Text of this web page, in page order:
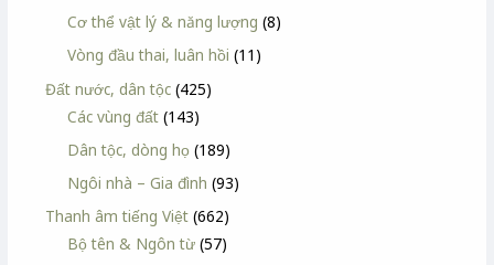
Cơ thể vật lý & năng lượng (8)
Vòng đầu thai, luân hồi (11)
Đất nước, dân tộc (425)
Các vùng đất (143)
Dân tộc, dòng họ (189)
Ngôi nhà – Gia đình (93)
Thanh âm tiếng Việt (662)
Bộ tên & Ngôn từ (57)